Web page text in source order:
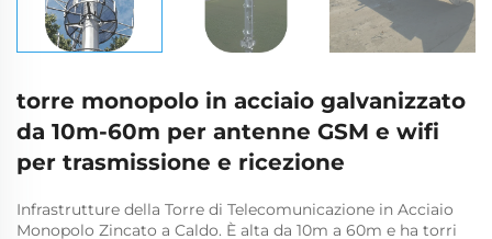
torre monopolo in acciaio galvanizzato
da 10m-60m per antenne GSM e wifi
per trasmissione e ricezione
Infrastrutture della Torre di Telecomunicazione in Acciaio
Monopolo Zincato a Caldo. È alta da 10m a 60m e ha torri